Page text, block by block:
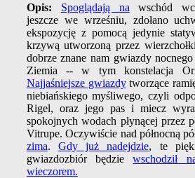
Opis: Spoglądają na wschód
jeszcze we wrześniu, zdołano
ekspozycję z pomocą jedynie
krzywą utworzoną przez
dobrze znane nam gwiazdy
Ziemia -- w tym konstelacja
Najjaśniejsze gwiazdytworzące
niebiańskiego myśliwego, czyli
Rigel, oraz jego pas i miecz
spokojnych wodach płynącej przez
Vitrupe. Oczywiście nad północną
zima. Gdy już nadejdzie, te
gwiazdozbiór będziewschodził
wieczorem.